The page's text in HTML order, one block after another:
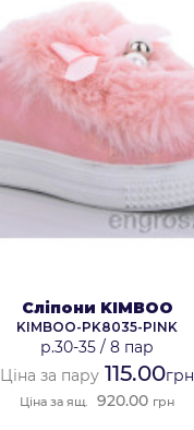
Сліпони KIMBOO
KIMBOO-PK8035-PINK
р.30-35 / 8 пар
Ціна за пару 115.00грн
Ціна за ящ. 920.00 грн